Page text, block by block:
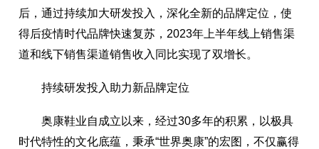
后，通过持续加大研发投入，深化全新的品牌定位，使
得后疫情时代品牌快速复苏，2023年上半年线上销售渠
道和线下销售渠道销售收入同比实现了双增长。
持续研发投入助力新品牌定位
奥康鞋业自成立以来，经过30多年的积累，以极具
时代特性的文化底蕴，秉承“世界奥康”的宏图，不仅赢得